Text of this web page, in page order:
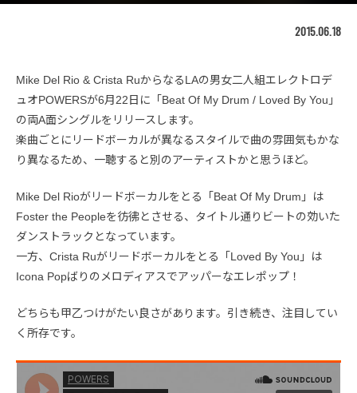
2015.06.18
Mike Del Rio & Crista RuからなるLAの男女二人組エレクトロデ
ュオPOWERSが6月22日に「Beat Of My Drum / Loved By You」
の両A面シングルをリリースします。
楽曲ごとにリードボーカルが異なるスタイルで曲の雰囲気もかな
り異なるため、一聴すると別のアーティストかと思うほど。
Mike Del Rioがリードボーカルをとる「Beat Of My Drum」は
Foster the Peopleを彷彿とさせる、タイトル通りビートの効いた
ダンストラックとなっています。
一方、Crista Ruがリードボーカルをとる「Loved By You」は
Icona Popばりのメロディアスでアッパーなエレポップ！
どちらも甲乙つけがたい良さがあります。引き続き、注目してい
く所存です。